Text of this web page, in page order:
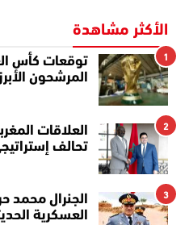
الأكثر مشاهدة
1
توقعات كأس
المرشحون
2
العلاقات
تحالف
3
الجنرال محمد
العسكرية